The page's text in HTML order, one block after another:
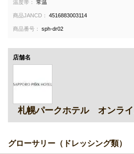
温度帯： 常温
商品JANCD： 4516883003114
商品番号： sph-dr02
店舗名
札幌パークホテル オンラ
グローサリー（ドレッシング類）